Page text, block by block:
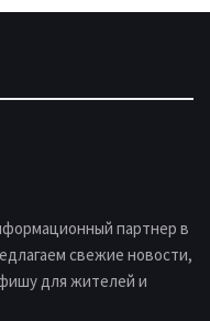
партнер в
свежие новости,
для жителей и